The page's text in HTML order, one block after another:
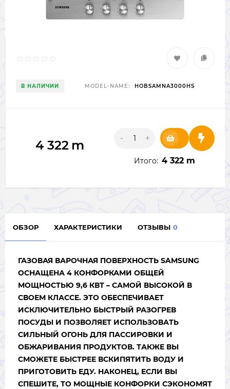
В НАЛИЧИИ MODEL-NAME: HOBSAMNA3000HS
4 322 m - +
Итого: 4 322 m
ОБЗОР ХАРАКТЕРИСТИКИ ОТЗЫВЫ 0
ГАЗОВАЯ ВАРОЧНАЯ ПОВЕРХНОСТЬ SAMSUNG
ОСНАЩЕНА 4 КОНФОРКАМИ ОБЩЕЙ
МОЩНОСТЬЮ 9,6 КВТ – САМОЙ ВЫСОКОЙ В
СВОЕМ КЛАССЕ. ЭТО ОБЕСПЕЧИВАЕТ
ИСКЛЮЧИТЕЛЬНО БЫСТРЫЙ РАЗОГРЕВ
ПОСУДЫ И ПОЗВОЛЯЕТ ИСПОЛЬЗОВАТЬ
СИЛЬНЫЙ ОГОНЬ ДЛЯ ПАССИРОВКИ И
ОБЖАРИВАНИЯ ПРОДУКТОВ. ТАКЖЕ ВЫ
СМОЖЕТЕ БЫСТРЕЕ ВСКИПЯТИТЬ ВОДУ И
ПРИГОТОВИТЬ ЕДУ. НАКОНЕЦ, ЕСЛИ ВЫ
СПЕШИТЕ, ТО МОЩНЫЕ КОНФОРКИ СЭКОНОМЯТ